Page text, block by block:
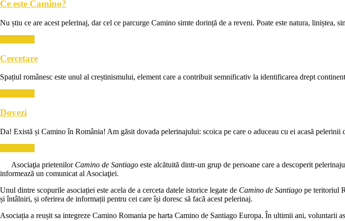
Ce este Camino?
Nu știu ce are acest pelerinaj, dar cel ce parcurge Camino simte dorință de a reveni. Poate este natura, liniștea,
Cercetare
Spațiul românesc este unul al creștinismului, element care a contribuit semnificativ la identificarea drept
Dovezi
Da! Există și Camino în România! Am găsit dovada pelerinajului: scoica pe care o aduceau cu ei acasă
Asociaţia prietenilor Camino de Santiago este alcătuită dintr-un grup de persoane care a descoperit
informează un comunicat al Asociaţiei.
Unul dintre scopurile asociației este acela de a cerceta datele istorice legate de Camino de Santiago pe teritoriul
și întâlniri, și oferirea de informații pentru cei care își doresc să facă acest pelerinaj.
Asociația a reușit sa integreze Camino Romania pe harta Camino de Santiago Europa. În ultimii ani, voluntarii